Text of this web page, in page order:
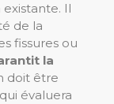
Il
de la
fissures ou
la
doit être
évaluera